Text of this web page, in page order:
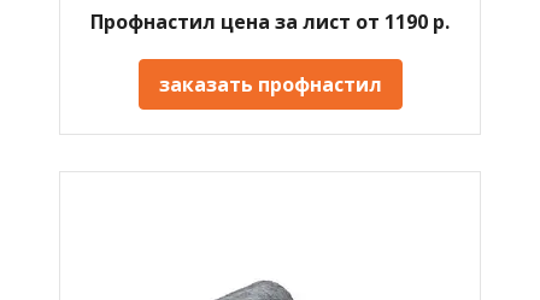
Профнастил цена за лист от 1190 р.
заказать профнастил